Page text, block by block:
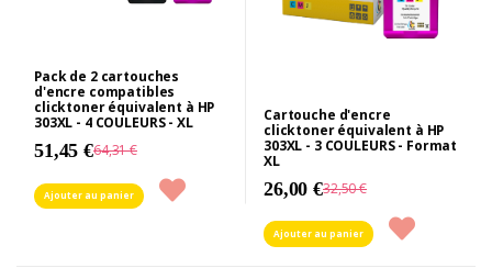
Pack de 2 cartouches
d'encre compatibles
clicktoner équivalent à HP
303XL - 4 COULEURS - XL
51,45 €64,31 €
Ajouter au panier
Cartouche d'encre
clicktoner équivalent à HP
303XL - 3 COULEURS - Format
XL
26,00 €32,50 €
Ajouter au panier